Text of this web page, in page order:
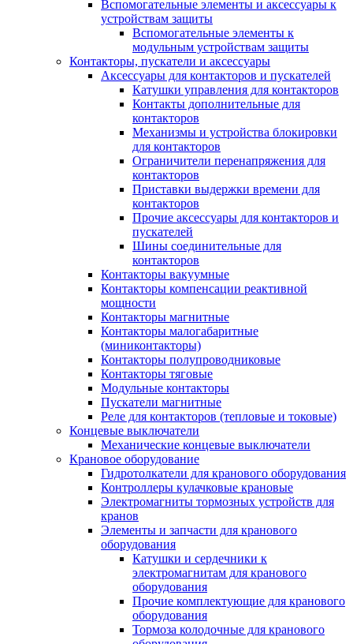
Вспомогательные элементы и аксессуары к
устройствам защиты
Вспомогательные элементы к
модульным устройствам защиты
Контакторы, пускатели и аксессуары
Аксессуары для контакторов и пускателей
Катушки управления для контакторов
Контакты дополнительные для
контакторов
Механизмы и устройства блокировки
для контакторов
Ограничители перенапряжения для
контакторов
Приставки выдержки времени для
контакторов
Прочие аксессуары для контакторов и
пускателей
Шины соединительные для
контакторов
Контакторы вакуумные
Контакторы компенсации реактивной
мощности
Контакторы магнитные
Контакторы малогабаритные
(миниконтакторы)
Контакторы полупроводниковые
Контакторы тяговые
Модульные контакторы
Пускатели магнитные
Реле для контакторов (тепловые и токовые)
Концевые выключатели
Механические концевые выключатели
Крановое оборудование
Гидротолкатели для кранового оборудования
Контроллеры кулачковые крановые
Электромагниты тормозных устройств для
кранов
Элементы и запчасти для кранового
оборудования
Катушки и сердечники к
электромагнитам для кранового
оборудования
Прочие комплектующие для кранового
оборудования
Тормоза колодочные для кранового